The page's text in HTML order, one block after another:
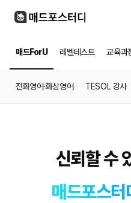
매드ForU 레벨테스트 교육과
전화영어·화상영어 TESOL 강사
신뢰할 수
매드포스터